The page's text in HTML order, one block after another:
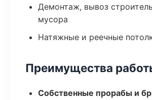
Демонтаж, вывоз
мусора
Натяжные и реечные
Преимущества
Собственные прорабы и